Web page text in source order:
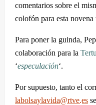
comentarios sobre el
colofón para esta novena
Para poner la guinda,
colaboración para la
‘especulación‘.
Por supuesto, tanto el
labolsaylavida@rtve.es